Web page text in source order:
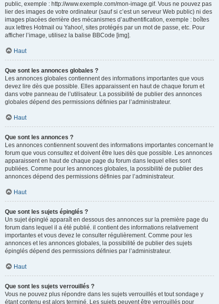
public, exemple : http://www.exemple.com/mon-image.gif. Vous ne pouvez pas
lier des images de votre ordinateur (sauf si c’est un serveur Web public) ni des
images placées derrière des mécanismes d’authentification, exemple : boîtes
aux lettres Hotmail ou Yahoo!, sites protégés par un mot de passe, etc. Pour
afficher l’image, utilisez la balise BBCode [img].
Haut
Que sont les annonces globales ?
Les annonces globales contiennent des informations importantes que vous
devez lire dès que possible. Elles apparaissent en haut de chaque forum et
dans votre panneau de l’utilisateur. La possibilité de publier des annonces
globales dépend des permissions définies par l’administrateur.
Haut
Que sont les annonces ?
Les annonces contiennent souvent des informations importantes concernant le
forum que vous consultez et doivent être lues dès que possible. Les annonces
apparaissent en haut de chaque page du forum dans lequel elles sont
publiées. Comme pour les annonces globales, la possibilité de publier des
annonces dépend des permissions définies par l’administrateur.
Haut
Que sont les sujets épinglés ?
Un sujet épinglé apparaît en dessous des annonces sur la première page du
forum dans lequel il a été publié. il contient des informations relativement
importantes et vous devez le consulter régulièrement. Comme pour les
annonces et les annonces globales, la possibilité de publier des sujets
épinglés dépend des permissions définies par l’administrateur.
Haut
Que sont les sujets verrouillés ?
Vous ne pouvez plus répondre dans les sujets verrouillés et tout sondage y
étant contenu est alors terminé. Les sujets peuvent être verrouillés pour